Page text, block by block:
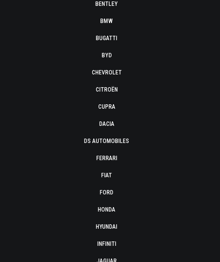
BENTLEY
BMW
BUGATTI
BYD
CHEVROLET
CITROËN
CUPRA
DACIA
DS AUTOMOBILES
FERRARI
FIAT
FORD
HONDA
HYUNDAI
INFINITI